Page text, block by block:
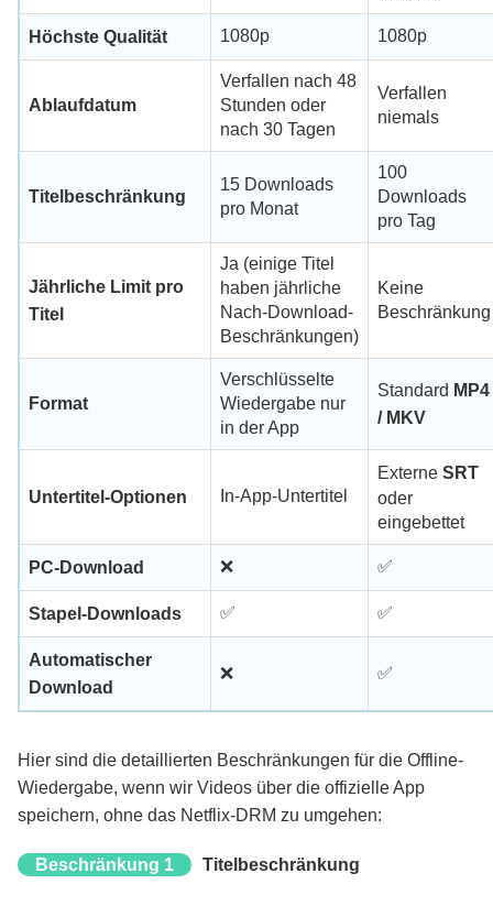
Höchste Qualität 1080p 1080p
Ablaufdatum
Verfallen nach 48
Stunden oder
nach 30 Tagen
Verfallen
niemals
Titelbeschränkung
15 Downloads
pro Monat
100
Downloads
pro Tag
Jährliche Limit pro
Titel
Ja (einige Titel
haben jährliche
Nach-Download-
Beschränkungen)
Keine
Beschränkung
Format
Verschlüsselte
Wiedergabe nur
in der App
Standard MP4
/ MKV
Untertitel-Optionen In-App-Untertitel
Externe SRT
oder
eingebettet
PC-Download ❌ ✅
Stapel-Downloads ✅ ✅
Automatischer
Download
❌ ✅
Hier sind die detaillierten Beschränkungen für die Offline-
Wiedergabe, wenn wir Videos über die offizielle App
speichern, ohne das Netflix-DRM zu umgehen:
Beschränkung 1 Titelbeschränkung